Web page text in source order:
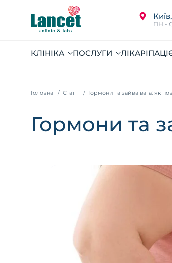
ПН.-
КЛІНІКА ПОСЛУГИ ЛІКАРІ
Головна Статті Гормони та зайва вага: як
Гормони та